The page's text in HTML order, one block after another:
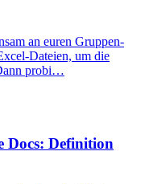
an euren Gruppen-
Dateien, um die
probi…
Docs: Definition